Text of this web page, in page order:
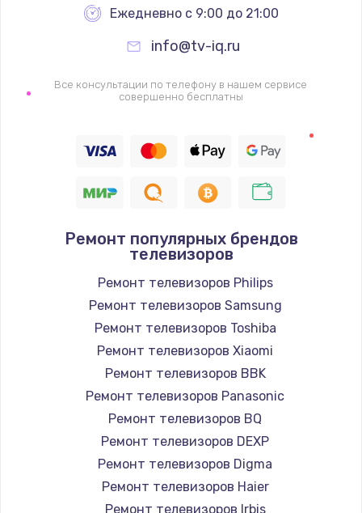
Заказать
Не работает
1400 руб.
Восстановление цепи питания, пайка
Заказать
Программный ремонт/прошивка
Замена Bluetooth/Wi-Fi модуля
Заказать
Замена картридера
890 руб.
Заказать
Ежедневно с 9:00 до 21:00
info@tv-iq.ru
Все консультации по телефону в нашем сервисе
совершенно бесплатны
Ремонт популярных брендов
телевизоров
Ремонт телевизоров Philips
Ремонт телевизоров Samsung
Ремонт телевизоров Toshiba
Ремонт телевизоров Xiaomi
Ремонт телевизоров BBK
Ремонт телевизоров Panasonic
Ремонт телевизоров BQ
Ремонт телевизоров DEXP
Ремонт телевизоров Digma
Ремонт телевизоров Haier
Ремонт телевизоров Irbis